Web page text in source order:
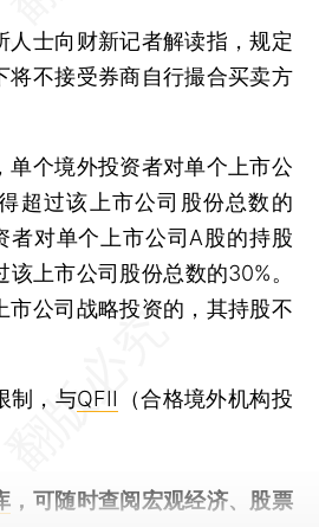
士向财新记者解读指，规定
将不接受券商自行撮合买卖方
个境外投资者对单个上市公
超过该上市公司股份总数的
者对单个上市公司A股的持股
上市公司股份总数的30%。
市公司战略投资的，其持股不
，与QFII
（合格境外机构投
，可随时查阅宏观经济、股票